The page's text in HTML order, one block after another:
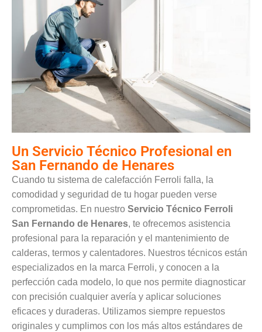
Un Servicio Técnico Profesional en
San Fernando de Henares
Cuando tu sistema de calefacción Ferroli falla, la
comodidad y seguridad de tu hogar pueden verse
comprometidas. En nuestro Servicio Técnico Ferroli
San Fernando de Henares, te ofrecemos asistencia
profesional para la reparación y el mantenimiento de
calderas, termos y calentadores. Nuestros técnicos están
especializados en la marca Ferroli, y conocen a la
perfección cada modelo, lo que nos permite diagnosticar
con precisión cualquier avería y aplicar soluciones
eficaces y duraderas. Utilizamos siempre repuestos
originales y cumplimos con los más altos estándares de